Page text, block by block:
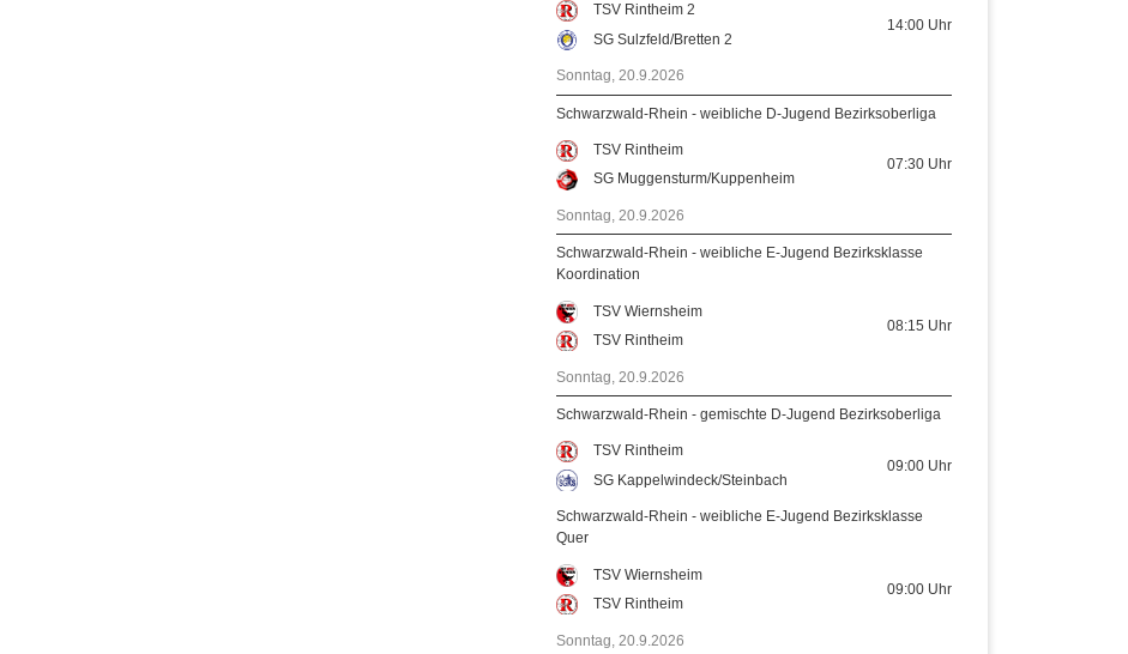
TSV Rintheim 2
SG Sulzfeld/Bretten 2
14:00 Uhr
Sonntag, 20.9.2026
Schwarzwald-Rhein - weibliche D-Jugend Bezirksoberliga
TSV Rintheim
SG Muggensturm/Kuppenheim
07:30 Uhr
Sonntag, 20.9.2026
Schwarzwald-Rhein - weibliche E-Jugend Bezirksklasse
Koordination
TSV Wiernsheim
TSV Rintheim
08:15 Uhr
Sonntag, 20.9.2026
Schwarzwald-Rhein - gemischte D-Jugend Bezirksoberliga
TSV Rintheim
SG Kappelwindeck/Steinbach
09:00 Uhr
Schwarzwald-Rhein - weibliche E-Jugend Bezirksklasse
Quer
TSV Wiernsheim
TSV Rintheim
09:00 Uhr
Sonntag, 20.9.2026